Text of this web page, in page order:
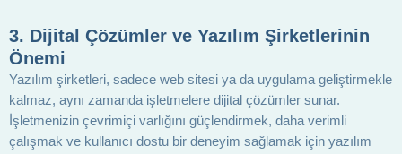
3. Dijital Çözümler ve Yazılım Şirketlerinin
Önemi
Yazılım şirketleri, sadece web sitesi ya da uygulama geliştirmekle
kalmaz, aynı zamanda işletmelere dijital çözümler sunar.
İşletmenizin çevrimiçi varlığını güçlendirmek, daha verimli
çalışmak ve kullanıcı dostu bir deneyim sağlamak için yazılım